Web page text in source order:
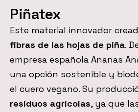
Piñatex
Este material innovador
fibras de las hojas de piña.
empresa española Ananas
una opción sostenible y
el cuero vegano. Su
residuos agrícolas, ya que